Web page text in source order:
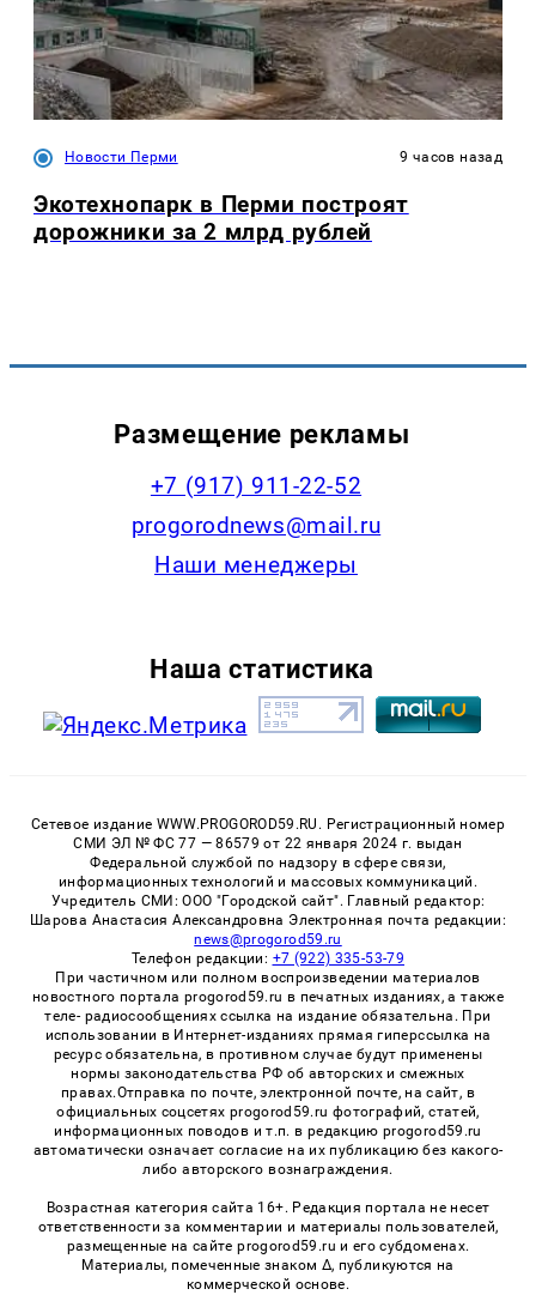
Новости Перми 9 часов назад
Экотехнопарк в Перми построят
дорожники за 2 млрд рублей
Размещение рекламы
+7 (917) 911-22-52
progorodnews@mail.ru
Наши менеджеры
Наша статистика
Сетевое издание WWW.PROGOROD59.RU. Регистрационный номер
СМИ ЭЛ № ФС 77 — 86579 от 22 января 2024 г. выдан
Федеральной службой по надзору в сфере связи,
информационных технологий и массовых коммуникаций.
Учредитель СМИ: ООО "Городской сайт". Главный редактор:
Шарова Анастасия Александровна Электронная почта редакции:
news@progorod59.ru
Телефон редакции: +7 (922) 335-53-79
При частичном или полном воспроизведении материалов
новостного портала progorod59.ru в печатных изданиях, а также
теле- радиосообщениях ссылка на издание обязательна. При
использовании в Интернет-изданиях прямая гиперссылка на
ресурс обязательна, в противном случае будут применены
нормы законодательства РФ об авторских и смежных
правах.Отправка по почте, электронной почте, на сайт, в
официальных соцсетях progorod59.ru фотографий, статей,
информационных поводов и т.п. в редакцию progorod59.ru
автоматически означает согласие на их публикацию без какого-
либо авторского вознаграждения.
Возрастная категория сайта 16+. Редакция портала не несет
ответственности за комментарии и материалы пользователей,
размещенные на сайте progorod59.ru и его субдоменах.
Материалы, помеченные знаком Δ, публикуются на
коммерческой основе.